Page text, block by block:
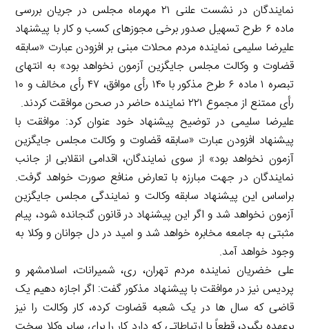
نمایندگان در نشست علنی ۲۱ مهرماه مجلس در جریان بررسی
ماده ۶ طرح تسهیل صدور برخی مجوزهای کسب و کار با پیشنهاد
علیرضا سلیمی نماینده مردم محلات مبنی بر افزودن عبارت «سابقه
قضاوت و وکالت مجلس جایگزین آزمون نخواهد بود» به انتهای
تبصره ۱ ماده ۶ طرح مذکور با ۱۴۰ رأی موافق، ۴۷ رأی مخالف و ۱۰
رأی ممتنع از مجموع ۲۲۱ نماینده حاضر در صحن موافقت کردند.
علیرضا سلیمی در توضیح پیشنهاد خود عنوان کرد: موافقت با
پیشنهاد افزودن عبارت «سابقه قضاوت و وکالت مجلس جایگزین
آزمون نخواهد بود» از سوی نمایندگان، اقدامی انقلابی از جانب
نمایندگان در جهت مبارزه با تعارض منافع صورت خواهد گرفت.
براساس این پیشنهاد سابقه وکالت و نمایندگی مجلس جایگزین
آزمون نخواهد شد و اگر این پیشنهاد در قانون گنجانده شود، پیام
مثبتی به جامعه مخابره خواهد شد و امید در دل جوانان و وکلا به
وجود خواهد آمد.
علی خضریان نماینده مردم تهران، ری، شمیرانات، اسلامشهر و
پردیس نیز در موافقت با پیشنهاد مذکور گفت: اگر اجازه دهیم یک
قاضی که سال ها در یک شعبه قضاوت کرده، کار وکالت را نیز